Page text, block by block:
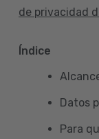
de privacidad
Índice
Datos
Para